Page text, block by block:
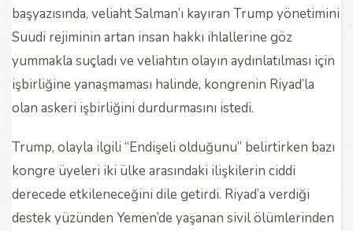
başyazısında, veliaht Salman’ı kayıran Trump yönetimini
Suudi rejiminin artan insan hakkı ihlallerine göz
yummakla suçladı ve veliahtın olayın aydınlatılması için
işbirliğine yanaşmaması halinde, kongrenin Riyad’la
olan askeri işbirliğini durdurmasını istedi.
Trump, olayla ilgili “Endişeli olduğunu” belirtirken bazı
kongre üyeleri iki ülke arasındaki ilişkilerin ciddi
derecede etkileneceğini dile getirdi. Riyad’a verdiği
destek yüzünden Yemen’de yaşanan sivil ölümlerinden